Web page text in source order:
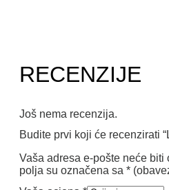
RECENZIJE
Još nema recenzija.
Budite prvi koji će recenzirati
Vaša adresa e-pošte neće biti
polja su označena sa *